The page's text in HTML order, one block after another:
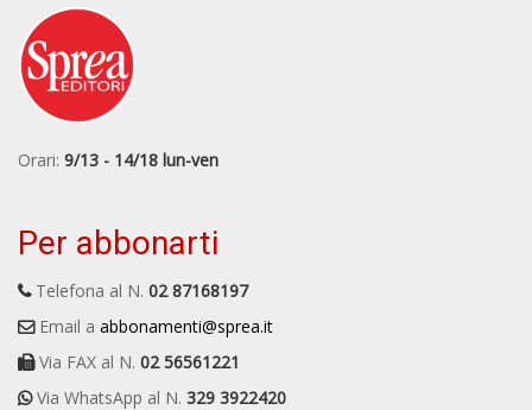
Orari: 9/13 - 14/18 lun-ven
Per abbonarti
Telefona al N. 02 87168197
Email a abbonamenti@sprea.it
Via FAX al N. 02 56561221
Via WhatsApp al N. 329 3922420